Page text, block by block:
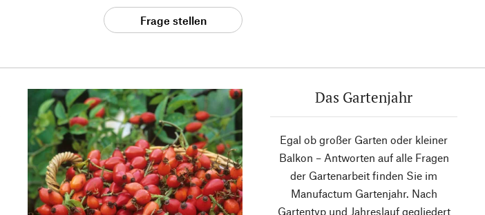
Frage stellen
Das Gartenjahr
Egal ob großer Garten oder kleiner
Balkon – Antworten auf alle Fragen
der Gartenarbeit finden Sie im
Manufactum Gartenjahr. Nach
Gartentyp und Jahreslauf gegliedert